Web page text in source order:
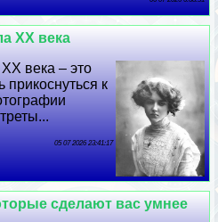
XX века
века – это
прикоснуться к
05 07 2026 23:41:17
сделают вас умнее